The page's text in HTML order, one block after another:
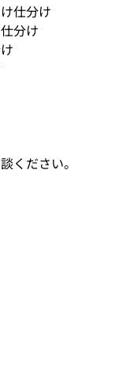
仕分け
分け
ください。